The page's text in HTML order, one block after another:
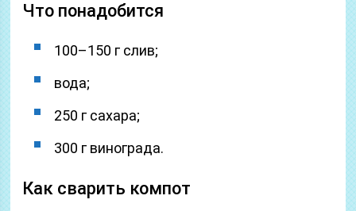
Что понадобится
100–150 г слив;
вода;
250 г сахара;
300 г винограда.
Как сварить компот